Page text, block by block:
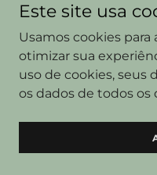
Este site usa
Usamos cookies para
otimizar sua
uso de cookies, seus
os dados de todos os